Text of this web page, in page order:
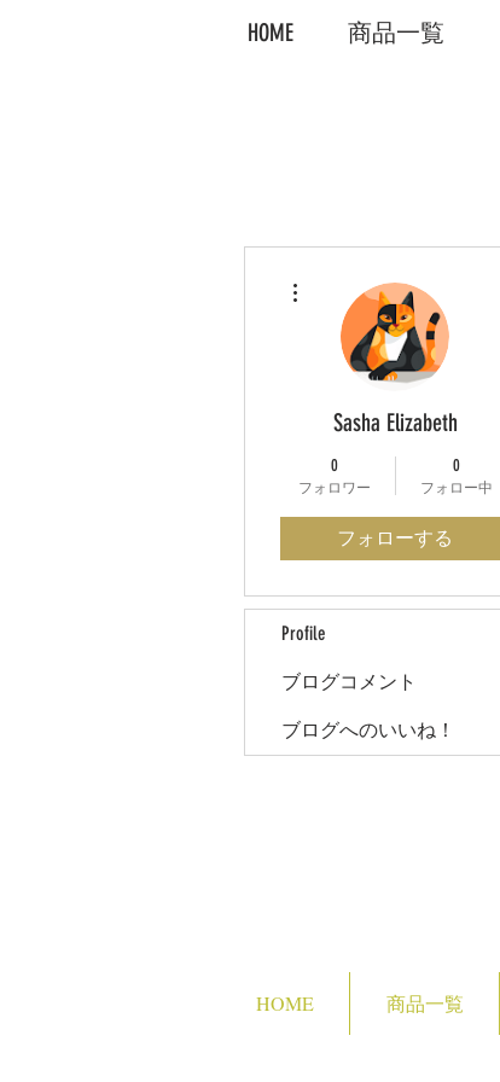
HOME 商品一覧
Sasha Elizabeth
0
フォロワー
0
フォロー中
フォローする
Profile
ブログコメント
ブログへのいいね！
HOME 商品一覧